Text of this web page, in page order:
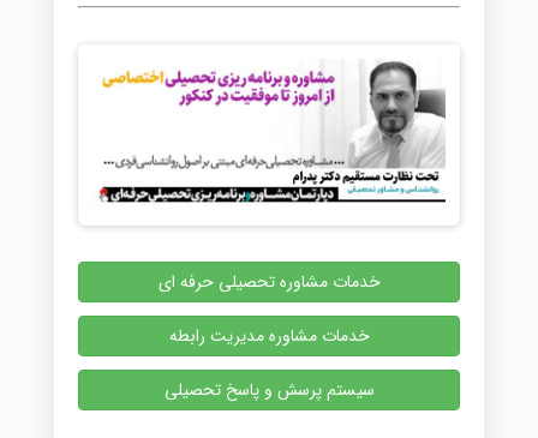
خدمات مشاوره تحصیلی حرفه ای
خدمات مشاوره مدیریت رابطه
سیستم پرسش و پاسخ تحصیلی